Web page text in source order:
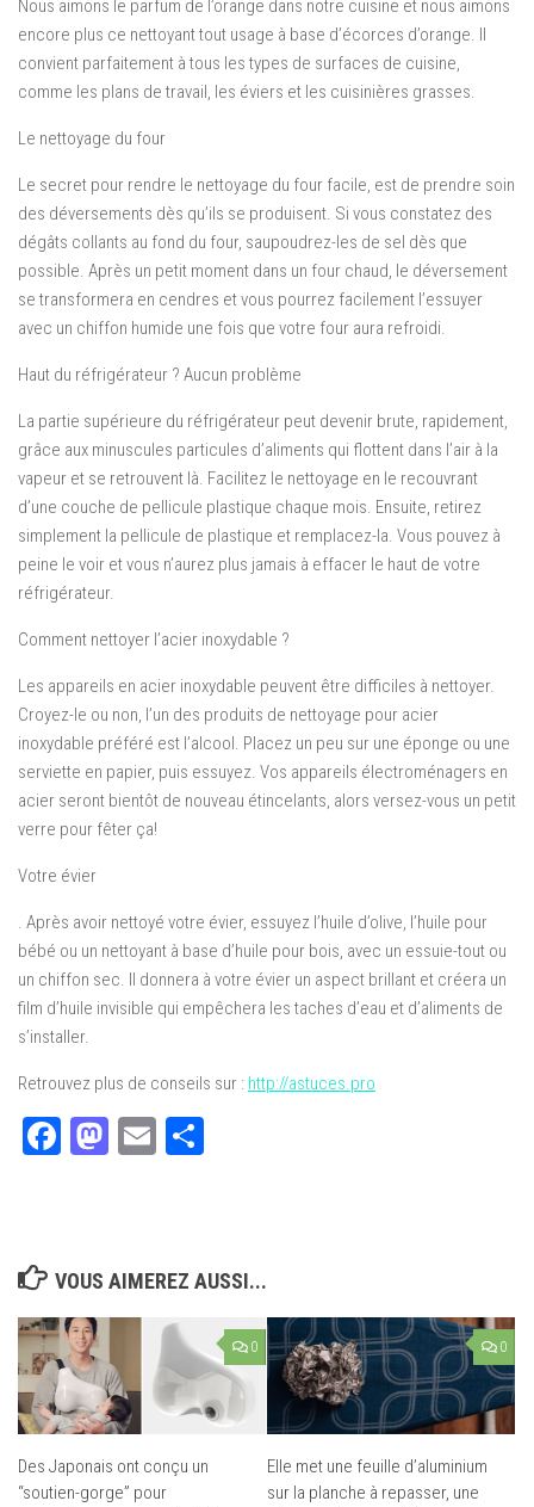
Nous aimons le parfum de l’orange dans notre cuisine et nous aimons
encore plus ce nettoyant tout usage à base d’écorces d’orange. Il
convient parfaitement à tous les types de surfaces de cuisine,
comme les plans de travail, les éviers et les cuisinières grasses.
Le nettoyage du four
Le secret pour rendre le nettoyage du four facile, est de prendre soin
des déversements dès qu’ils se produisent. Si vous constatez des
dégâts collants au fond du four, saupoudrez-les de sel dès que
possible. Après un petit moment dans un four chaud, le déversement
se transformera en cendres et vous pourrez facilement l’essuyer
avec un chiffon humide une fois que votre four aura refroidi.
Haut du réfrigérateur ? Aucun problème
La partie supérieure du réfrigérateur peut devenir brute, rapidement,
grâce aux minuscules particules d’aliments qui flottent dans l’air à la
vapeur et se retrouvent là. Facilitez le nettoyage en le recouvrant
d’une couche de pellicule plastique chaque mois. Ensuite, retirez
simplement la pellicule de plastique et remplacez-la. Vous pouvez à
peine le voir et vous n’aurez plus jamais à effacer le haut de votre
réfrigérateur.
Comment nettoyer l’acier inoxydable ?
Les appareils en acier inoxydable peuvent être difficiles à nettoyer.
Croyez-le ou non, l’un des produits de nettoyage pour acier
inoxydable préféré est l’alcool. Placez un peu sur une éponge ou une
serviette en papier, puis essuyez. Vos appareils électroménagers en
acier seront bientôt de nouveau étincelants, alors versez-vous un petit
verre pour fêter ça!
Votre évier
. Après avoir nettoyé votre évier, essuyez l’huile d’olive, l’huile pour
bébé ou un nettoyant à base d’huile pour bois, avec un essuie-tout ou
un chiffon sec. Il donnera à votre évier un aspect brillant et créera un
film d’huile invisible qui empêchera les taches d’eau et d’aliments de
s’installer.
Retrouvez plus de conseils sur : http://astuces.pro
Facebook
Mastodon
Email
VOUS AIMEREZ AUSSI...
0
Des Japonais ont conçu un
“soutien-gorge” pour
0
Elle met une feuille d’aluminium
sur la planche à repasser, une